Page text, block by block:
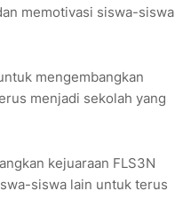
memotivasi siswa-siswa
mengembangkan
menjadi sekolah yang
kejuaraan FLS3N
siswa lain untuk terus